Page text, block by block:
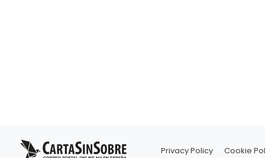
Privacy Policy Cookie